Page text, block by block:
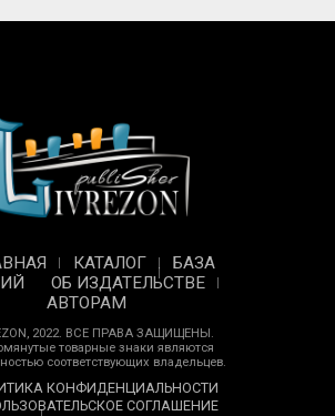
КАТАЛОГ
БАЗА
ОБ ИЗДАТЕЛЬСТВЕ
АВТОРАМ
2022. ВСЕ ПРАВА ЗАЩИЩЕНЫ.
товарные знаки являются
соответствующих владельцев.
КОНФИДЕНЦИАЛЬНОСТИ
СОГЛАШЕНИЕ